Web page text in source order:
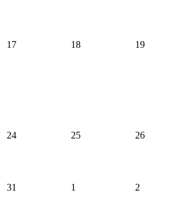
17 18 19
24 25 26
31 1 2